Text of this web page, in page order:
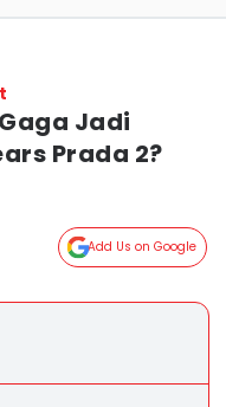
Jadi
Prada 2?
Add Us on Google